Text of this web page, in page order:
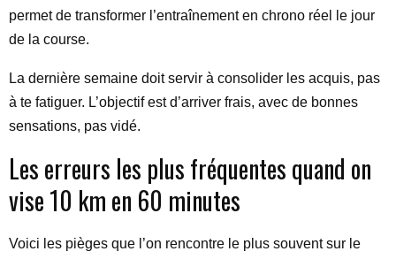
permet de transformer l’entraînement en chrono réel le jour
de la course.
La dernière semaine doit servir à consolider les acquis, pas
à te fatiguer. L’objectif est d’arriver frais, avec de bonnes
sensations, pas vidé.
Les erreurs les plus fréquentes quand on
vise 10 km en 60 minutes
Voici les pièges que l’on rencontre le plus souvent sur le